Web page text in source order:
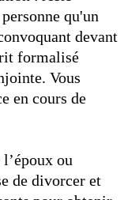
qu'un
devant
formalisé
Vous
en cours de
ou
de divorcer et